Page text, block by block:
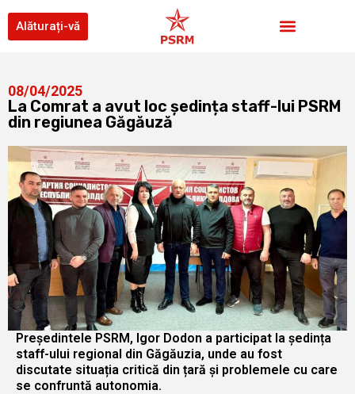
Alăturați-vă
08/04/2025
La Comrat a avut loc ședința staff-lui PSRM
din regiunea Găgăuză
Președintele PSRM, Igor Dodon a participat la ședința
staff-ului regional din Găgăuzia, unde au fost
discutate situația critică din țară și problemele cu care
se confruntă autonomia.